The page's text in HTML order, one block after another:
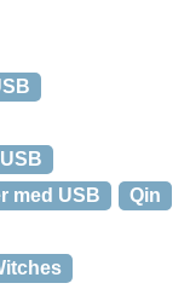
med USB
Qin